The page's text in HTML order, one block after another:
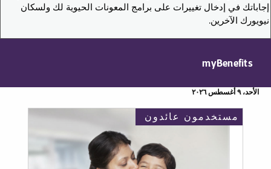
إجاباتك في إدخال تغييرات على برامج المعونات الحيوية لك ولسكان
نيويورك الآخرين.
myBenefits
الأحد، ٩ أغسطس ٢٠٢٦
مستخدمون عائدون